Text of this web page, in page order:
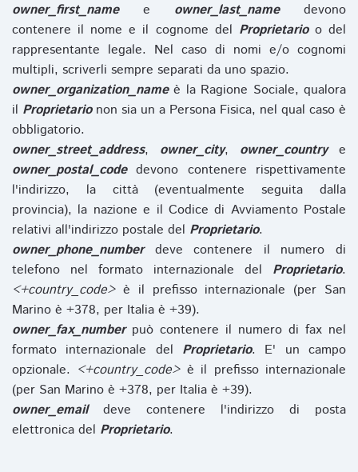
owner_first_namee owner_last_namedevono
contenere il nome e il cognome del Proprietarioo del
rappresentante legale. Nel caso di nomi e/o cognomi
multipli, scriverli sempre separati da uno spazio.
owner_organization_nameè la Ragione Sociale, qualora
il Proprietarionon sia un a Persona Fisica, nel qual caso è
obbligatorio.
owner_street_address, owner_city, owner_countrye
owner_postal_codedevono contenere rispettivamente
l'indirizzo, la città (eventualmente seguita dalla
provincia), la nazione e il Codice di Avviamento Postale
relativi all'indirizzo postale del Proprietario.
owner_phone_numberdeve contenere il numero di
telefono nel formato internazionale del Proprietario.
<+country_code>è il prefisso internazionale (per San
Marino è +378, per Italia è +39).
owner_fax_numberpuò contenere il numero di fax nel
formato internazionale del Proprietario. E' un campo
opzionale. <+country_code>è il prefisso internazionale
(per San Marino è +378, per Italia è +39).
owner_emaildeve contenere l'indirizzo di posta
elettronica del Proprietario.